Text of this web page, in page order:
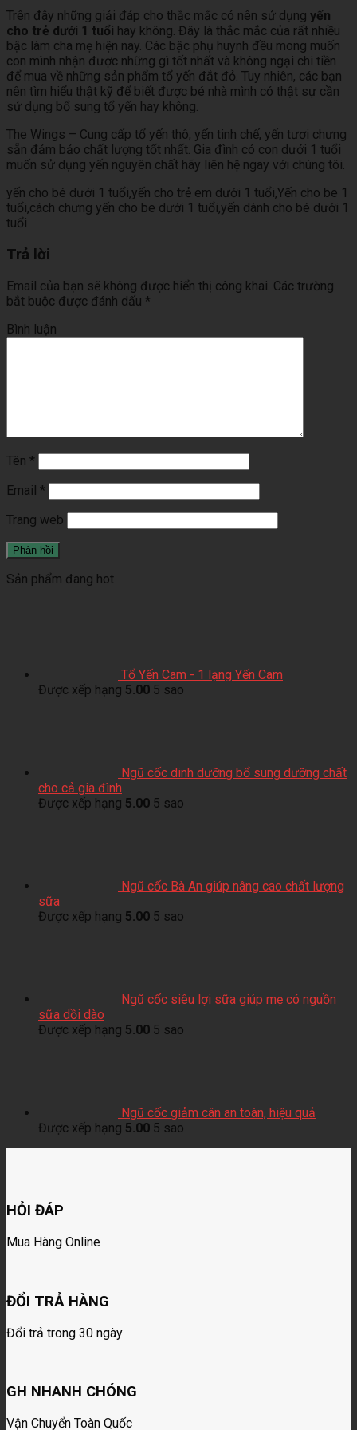
Trên đây những giải đáp cho thắc mắc có nên sử dụng yến
cho trẻ dưới 1 tuổi hay không. Đây là thắc mắc của rất nhiều
bậc làm cha mẹ hiện nay. Các bậc phụ huynh đều mong muốn
con mình nhận được những gì tốt nhất và không ngại chi tiền
để mua về những sản phẩm tổ yến đắt đỏ. Tuy nhiên, các bạn
nên tìm hiểu thật kỹ để biết được bé nhà mình có thật sự cần
sử dụng bổ sung tổ yến hay không.
The Wings – Cung cấp tổ yến thô, yến tinh chế, yến tươi chưng
sẵn đảm bảo chất lượng tốt nhất. Gia đình có con dưới 1 tuổi
muốn sử dụng yến nguyên chất hãy liên hệ ngay với chúng tôi.
yến cho bé dưới 1 tuổi,yến cho trẻ em dưới 1 tuổi,Yến cho be 1
tuổi,cách chưng yến cho be dưới 1 tuổi,yến dành cho bé dưới 1
tuổi
Trả lời
Email của bạn sẽ không được hiển thị công khai. Các trường
bắt buộc được đánh dấu *
Bình luận
Tên *
Email *
Trang web
Sản phẩm đang hot
Tổ Yến Cam - 1 lạng Yến Cam
Được xếp hạng 5.00 5 sao
Ngũ cốc dinh dưỡng bổ sung dưỡng chất
cho cả gia đình
Được xếp hạng 5.00 5 sao
Ngũ cốc Bà An giúp nâng cao chất lượng
sữa
Được xếp hạng 5.00 5 sao
Ngũ cốc siêu lợi sữa giúp mẹ có nguồn
sữa dồi dào
Được xếp hạng 5.00 5 sao
Ngũ cốc giảm cân an toàn, hiệu quả
Được xếp hạng 5.00 5 sao
HỎI ĐÁP
Mua Hàng Online
ĐỔI TRẢ HÀNG
Đổi trả trong 30 ngày
GH NHANH CHÓNG
Vận Chuyển Toàn Quốc